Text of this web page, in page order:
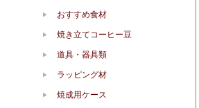
おすすめ食材
焼き立てコーヒー豆
道具・器具類
ラッピング材
焼成用ケース